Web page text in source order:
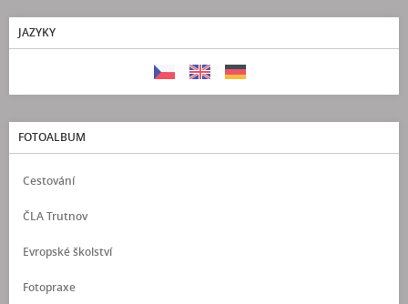
JAZYKY
FOTOALBUM
Cestování
ČLA Trutnov
Evropské školství
Fotopraxe